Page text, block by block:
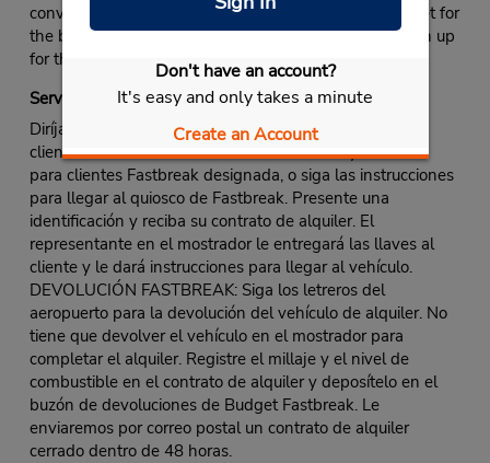
Don't have an account?
It's easy and only takes a minute
Create an Account
convertible for summer fun at the shore, choose Budget for
the best deals on any of them. And don't forget to sign up
for the Fastbreak program.
Servicio Fastbreak
Diríjase al mostrador de Budget. Utilice la línea para
clientes Fastbreak o la línea normal si no hay una línea
para clientes Fastbreak designada, o siga las instrucciones
para llegar al quiosco de Fastbreak. Presente una
identificación y reciba su contrato de alquiler. El
representante en el mostrador le entregará las llaves al
cliente y le dará instrucciones para llegar al vehículo.
DEVOLUCIÓN FASTBREAK: Siga los letreros del
aeropuerto para la devolución del vehículo de alquiler. No
tiene que devolver el vehículo en el mostrador para
completar el alquiler. Registre el millaje y el nivel de
combustible en el contrato de alquiler y deposítelo en el
buzón de devoluciones de Budget Fastbreak. Le
enviaremos por correo postal un contrato de alquiler
cerrado dentro de 48 horas.